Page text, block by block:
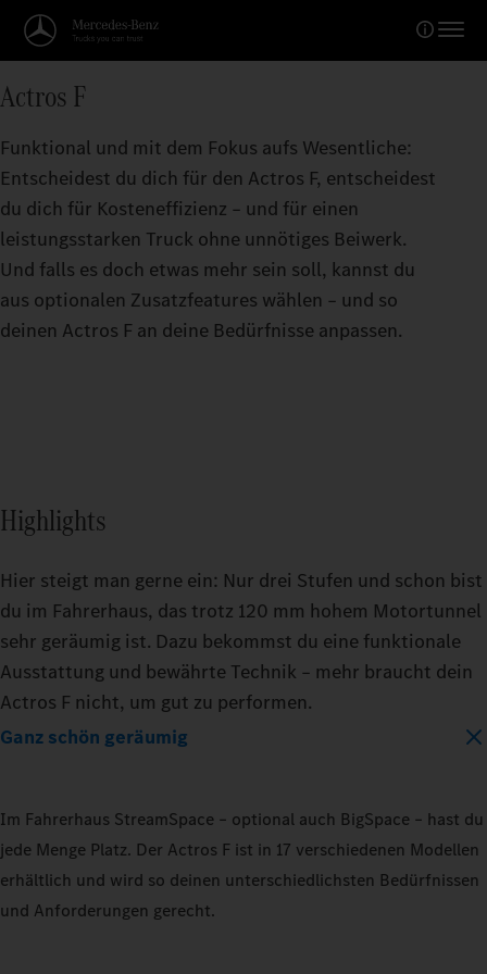
Actros F
Funktional und mit dem Fokus aufs Wesentliche:
Entscheidest du dich für den Actros F, entscheidest
du dich für Kosteneffizienz – und für einen
leistungsstarken Truck ohne unnötiges Beiwerk.
Und falls es doch etwas mehr sein soll, kannst du
aus optionalen Zusatzfeatures wählen – und so
deinen Actros F an deine Bedürfnisse anpassen.
Highlights
Hier steigt man gerne ein: Nur drei Stufen und schon bist
du im Fahrerhaus, das trotz 120 mm hohem Motortunnel
sehr geräumig ist. Dazu bekommst du eine funktionale
Ausstattung und bewährte Technik – mehr braucht dein
Actros F nicht, um gut zu performen.
Ganz schön geräumig
Im Fahrerhaus StreamSpace – optional auch BigSpace – hast du
jede Menge Platz. Der Actros F ist in 17 verschiedenen Modellen
erhältlich und wird so deinen unterschiedlichsten Bedürfnissen
und Anforderungen gerecht.